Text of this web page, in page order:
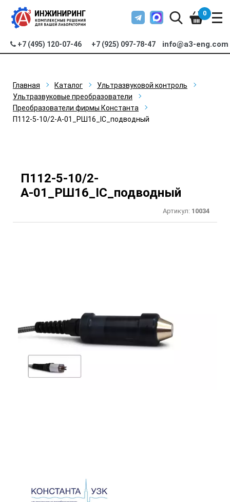
+7 (495) 120-07-46 +7 (925) 097-78-47 info@a3-eng.com
0
Главная Каталог
Ультразвуковой контроль
Ультразвуковые преобразователи
Преобразователи фирмы Константа
П112-5-10/2-А-01_РШ16_IC_подводный
П112-5-10/2-
А-01_РШ16_IC_подводный
Артикул: 10034